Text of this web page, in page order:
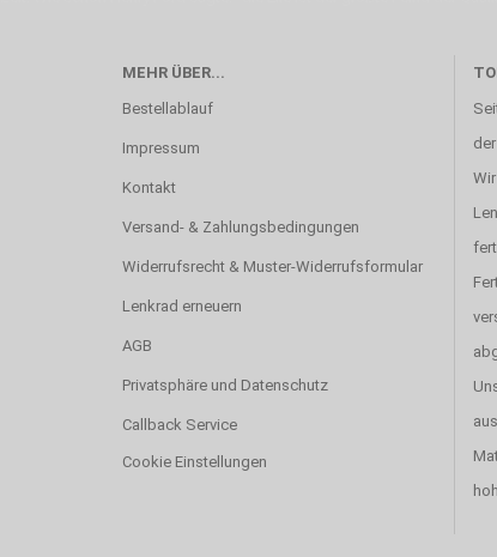
MEHR ÜBER...
Bestellablauf
Impressum
Kontakt
Versand- & Zahlungsbedingungen
Widerrufsrecht & Muster-Widerrufsformular
Lenkrad erneuern
AGB
Privatsphäre und Datenschutz
Callback Service
Cookie Einstellungen